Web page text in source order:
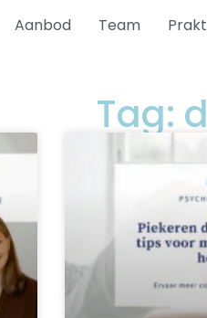
Aanbod Team
Tag: